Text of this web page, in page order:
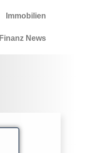
Immobilien
Finanz News